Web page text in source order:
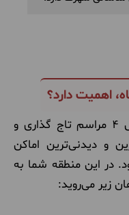
اهمیت دارد؟
این مکان باستانی به دلیل نمایش 4 مراسم تاج گذاری و
و دیدنی‌ترین اماکن
در این منطقه شما به
زیر می‌روید: